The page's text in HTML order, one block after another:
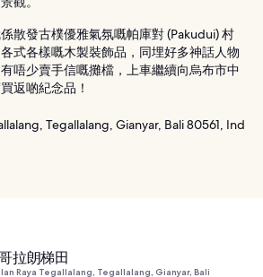
散發古樸優雅氣氛嘅帕庫對 (Pakudui) 村
式各樣嘅木製裝飾品，同埋好多神話人物
唔少賣手信嘅攤檔，上車繼續向烏布市中
返啲紀念品！
Tegallalang, Gianyar, Bali 80561, Ind
拉朗梯田
Raya Tegallalang, Tegallalang, Gianyar, Bali